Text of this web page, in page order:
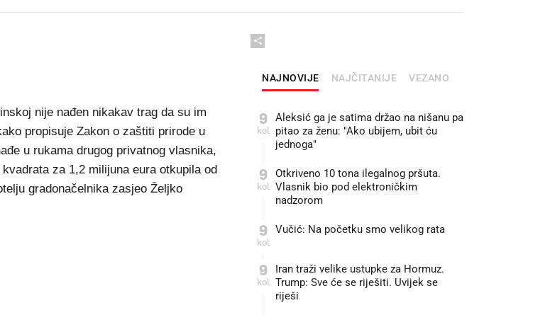
nije nađen nikakav trag da su im
propisuje Zakon o zaštiti prirode u
u rukama drugog privatnog vlasnika,
za 1,2 milijuna eura otkupila od
gradonačelnika zasjeo Željko
NAJNOVIJE NAJČITANIJE VEZANO
9
kol
Aleksić ga je satima držao na nišanu pa
pitao za ženu: "Ako ubijem, ubit ću
jednoga"
9
kol
Otkriveno 10 tona ilegalnog pršuta.
Vlasnik bio pod elektroničkim
nadzorom
9
kol
Vučić: Na početku smo velikog rata
9
kol
Iran traži velike ustupke za Hormuz.
Trump: Sve će se riješiti. Uvijek se
riješi